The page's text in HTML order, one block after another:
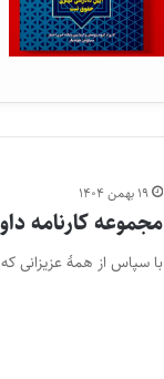
۱۹ بهمن ۱۴۰۴
مجموعه کارنامه
با سپاس از همۀ عزیزانی